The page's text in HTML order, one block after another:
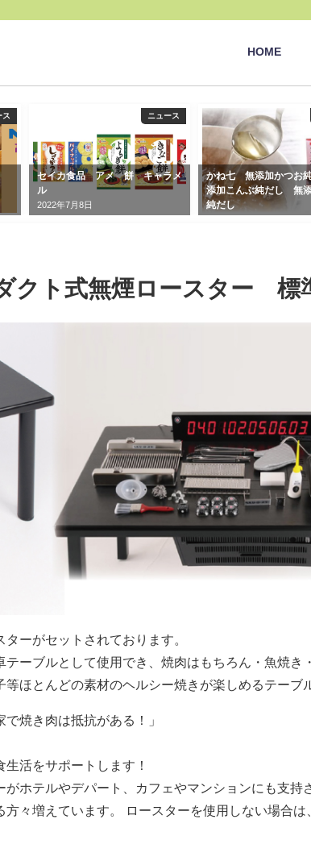
HOME
ス ニュース
セイカ食品 アメ 餅 キャラメ
ル
2022年7月8日
かね七 無添加かつお
添加こんぶ純だし 無
純だし
クト式無煙ロースター 標
ーがセットされております。
ーブルとして使用でき、焼肉はもちろん・魚焼き
ほとんどの素材のヘルシー焼きが楽しめるテーブ
焼き肉は抵抗がある！」
活をサポートします！
ホテルやデパート、カフェやマンションにも支持
々増えています。 ロースターを使用しない場合は